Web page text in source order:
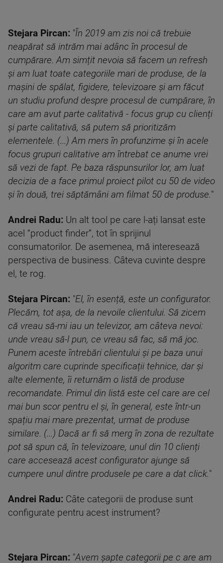
Stejara Pircan: "În 2019 am zis noi că trebuie
neapărat să intrăm mai adânc în procesul de
cumpărare. Am simțit nevoia să facem un refresh
și am luat toate categoriile mari de produse, de la
mașini de spălat, figidere, televizoare și am făcut
un studiu profund despre procesul de cumpărare, în
care am avut parte calitativă - focus grup cu clienți
și parte calitativă, să putem să prioritizăm
elementele. (...) Am mers în profunzime și în acele
focus grupuri calitative am întrebat ce anume vrei
să vezi de fapt. Pe baza răspunsurilor lor, am luat
decizia de a face primul proiect pilot cu 50 de video
și în două, trei săptămâni am filmat 50 de produse."
Andrei Radu: Un alt tool pe care l-ați lansat este
acel “product finder”, tot în sprijinul
consumatorilor. De asemenea, mă interesează
perspectiva de business. Câteva cuvinte despre
el, te rog.
Stejara Pircan: "El, în esență, este un configurator.
Plecăm, tot așa, de la nevoile clientului. Să zicem
că vreau să-mi iau un televizor, am câteva nevoi:
unde vreau să-l pun, ce vreau să fac, să mă joc.
Punem aceste întrebări clientului și pe baza unui
algoritm care cuprinde specificații tehnice, dar și
alte elemente, îi returnăm o listă de produse
recomandate. Primul din listă este cel care are cel
mai bun scor pentru el și, în general, este într-un
spațiu mai mare prezentat, urmat de produse
similare. (...) Dacă ar fi să merg în zona de rezultate
pot să spun că, în televizoare, unul din 10 clienți
care accesează acest configurator ajunge să
cumpere unul dintre produsele pe care a dat click."
Andrei Radu: Câte categorii de produse sunt
configurate pentru acest instrument?
Stejara Pircan: "Avem șapte categorii pe c are am